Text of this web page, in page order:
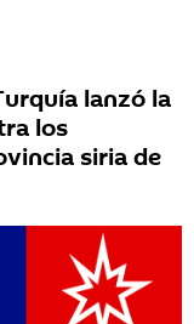
lanzó la
los
siria de